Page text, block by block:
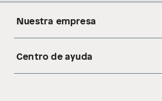
Nuestra empresa
Acerca de nosotros
Centro de ayuda